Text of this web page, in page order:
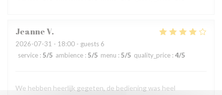
JeanneV
2026-07-31 - 18:00 - guests 6
service : 5/5 ambience : 5/5 menu : 5/5 quality_price : 4/5
We hebben heerlijk gegeten, de bediening was heel